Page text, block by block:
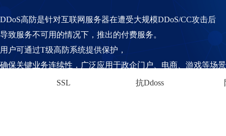
DDoS高防是针对互联网服务器在遭受大规模DDoS/CC攻击后
导致服务不可用的情况下，推出的付费服务。
用户可通过T级高防系统提供保护，
确保关键业务连续性，广泛应用于政企门户、电商、游戏等场
SSL 抗Ddoss